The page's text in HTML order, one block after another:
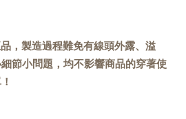
，製造過程難免有線頭外露、溢
節小問題，均不影響商品的穿著使